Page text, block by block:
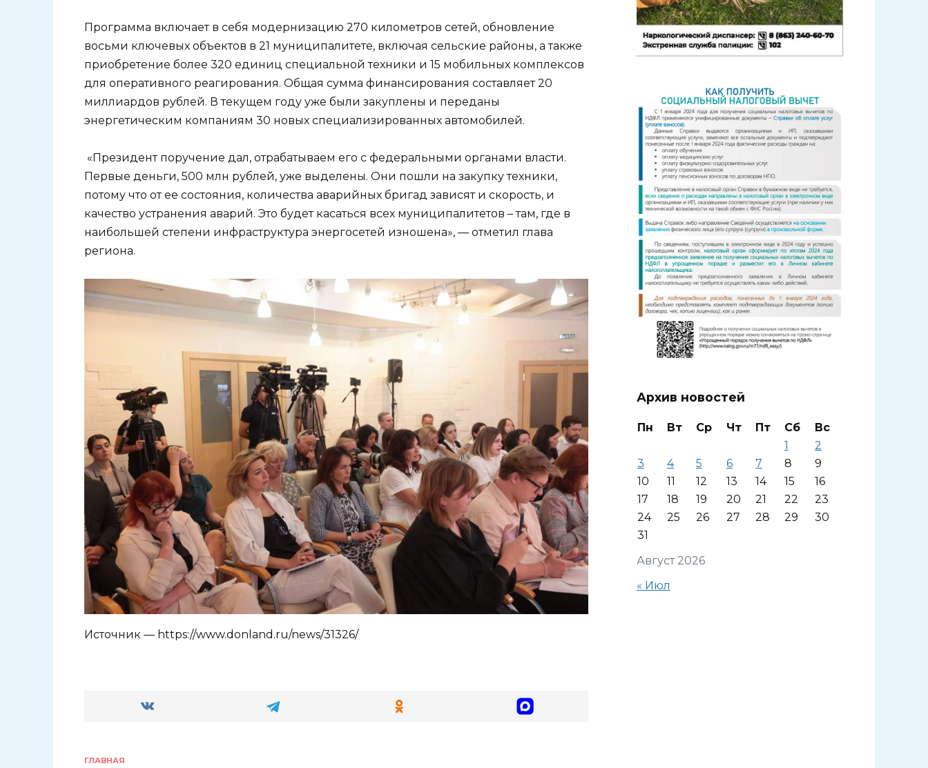
Программа включает в себя модернизацию 270 километров сетей, обновление
восьми ключевых объектов в 21 муниципалитете, включая сельские районы, а также
приобретение более 320 единиц специальной техники и 15 мобильных комплексов
для оперативного реагирования. Общая сумма финансирования составляет 20
миллиардов рублей. В текущем году уже были закуплены и переданы
энергетическим компаниям 30 новых специализированных автомобилей.
«Президент поручение дал, отрабатываем его с федеральными органами власти.
Первые деньги, 500 млн рублей, уже выделены. Они пошли на закупку техники,
потому что от ее состояния, количества аварийных бригад зависят и скорость, и
качество устранения аварий. Это будет касаться всех муниципалитетов – там, где в
наибольшей степени инфраструктура энергосетей изношена», — отметил глава
региона.
Источник — https://www.donland.ru/news/31326/
ГЛАВНАЯ
Архив новостей
Август 2026
Пн Вт Ср Чт Пт Сб
Вс
1
2
3
4 5 6 7 8
9
10
11 12 13 14 15
16
17
18 19 20 21 22
23
24
25 26 27 28 29
30
31
« Июл